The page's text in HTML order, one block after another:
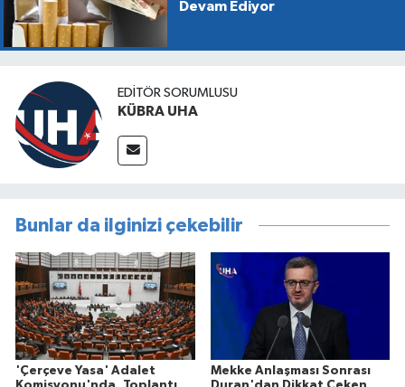
Devam Ediyor
EDİTÖR SORUMLUSU
KÜBRA UHA
Bunlar da ilginizi çekebilir
'Çerçeve Yasa' Adalet
Mekke Anlaşması Sonrası